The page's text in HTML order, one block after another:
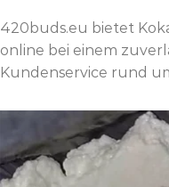
420buds.eu bietet
online bei einem
Kundenservice rund